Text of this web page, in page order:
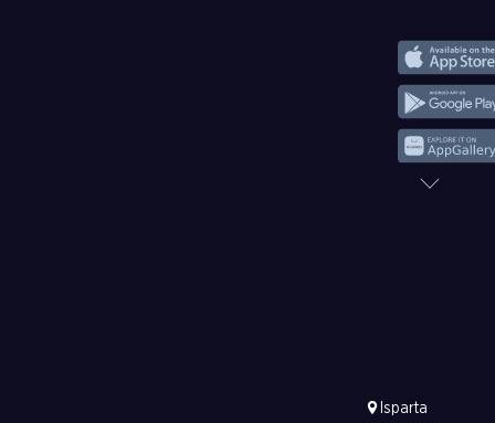
Isparta